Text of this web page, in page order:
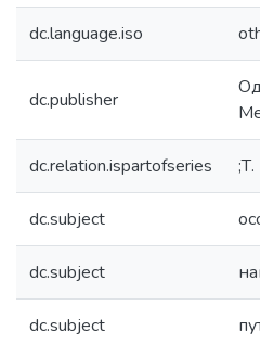
dc.language.iso
dc.publisher
dc.relation.ispartofseries ;Т.
dc.subject
dc.subject
dc.subject